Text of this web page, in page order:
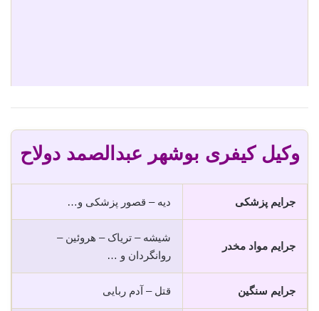
وکیل کیفری بوشهر عبدالصمد دولاح
جرایم پزشکی دیه – قصور پزشکی و…
جرایم مواد مخدر
شیشه – تریاک – هروئین –
روانگردان و …
جرایم سنگین قتل – آدم ربایی